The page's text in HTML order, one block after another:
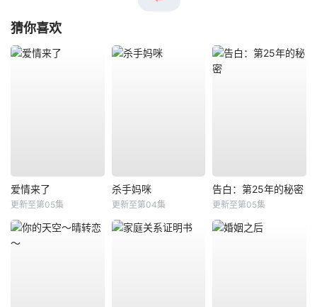
猜你喜欢
爱情来了
更新至第05集
杀手妈咪
更新至第04集
告白：第25年的秘密
更新至第05集